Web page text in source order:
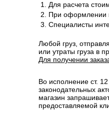
Для расчета
При оформлении
Специалисты
Любой груз,
или утраты груза в
Для получении
Во исполнение ст.
законодательных
магазин
предоставляемой